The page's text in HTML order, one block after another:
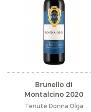
Brunello di
Montalcino 2020
Tenute Donna Olga